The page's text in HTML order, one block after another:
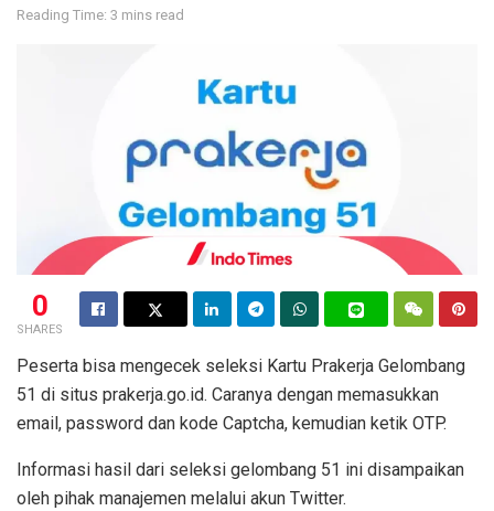
Reading Time: 3 mins read
0
SHARES
Peserta bisa mengecek seleksi Kartu Prakerja Gelombang
51 di situs prakerja.go.id. Caranya dengan memasukkan
email, password dan kode Captcha, kemudian ketik OTP.
Informasi hasil dari seleksi gelombang 51 ini disampaikan
oleh pihak manajemen melalui akun Twitter.